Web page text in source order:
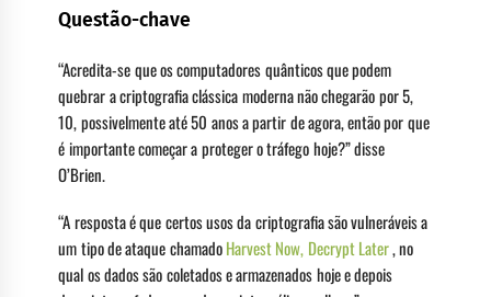
Questão-chave
“Acredita-se que os computadores quânticos que podem
quebrar a criptografia clássica moderna não chegarão por 5,
10, possivelmente até 50 anos a partir de agora, então por que
é importante começar a proteger o tráfego hoje?” disse
O’Brien.
“A resposta é que certos usos da criptografia são vulneráveis ​​a
um tipo de ataque chamadoHarvest Now, Decrypt Later, no
qual os dados são coletados e armazenados hoje e depois